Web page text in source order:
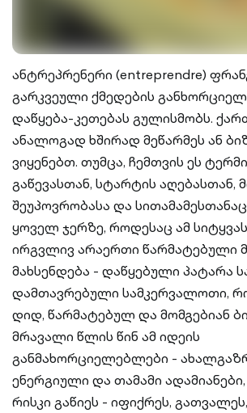
ანტრეპრენერი (entreprendre)
გარკვეული ქმედების
დაწყება-კეთებას გულისმობს.
ანალოგად ხშირად მეწარმეს ან
ვიყენებთ. თუმცა, ჩემთვის ეს
გაწევასთან, სტარტის აღებასთან,
შეუპოვრობასა და
ყოველ ჯერზე, როდესაც ამ სიტყვას
ირგვლივ არაერთი წარმატებული
მახსენდება - დაწყებული პატარა
დამთავრებული სამკერვალოთი,
დიდ, წარმატებულ და მომგებიან
მრავალი წლის წინ ამ იდეის
განმახორციელებლები -
ენერგიული და თამამი
რისკი გაწიეს - იფიქრეს,